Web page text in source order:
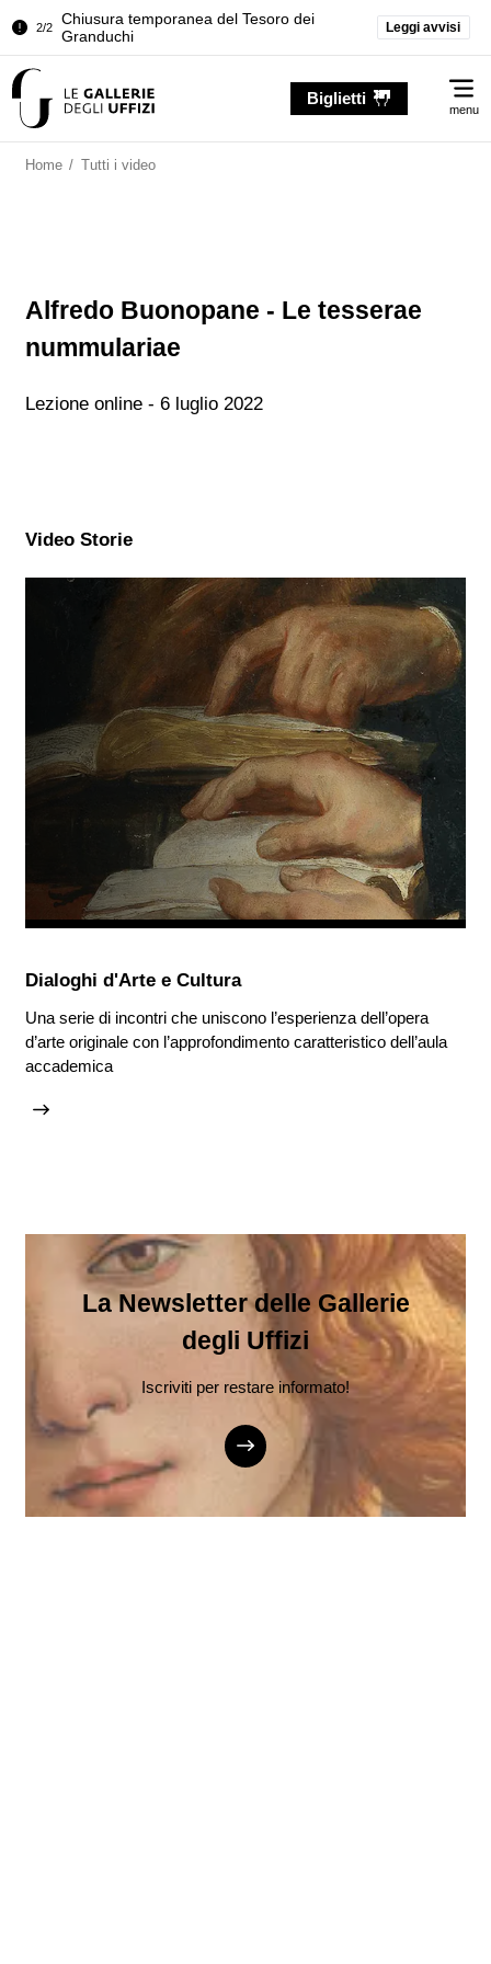
2/2
Chiusura temporanea del Tesoro dei
Granduchi
Sala dell'Iliade
Granduchi
Leggi avvisi
Biglietti
menu
Home / Tutti i video
Alfredo Buonopane - Le tesserae
nummulariae
Lezione online - 6 luglio 2022
Video Storie
Dialoghi d'Arte e Cultura
Una serie di incontri che uniscono l’esperienza dell’opera
d’arte originale con l’approfondimento caratteristico dell’aula
accademica
La Newsletter delle Gallerie
degli Uffizi
Iscriviti per restare informato!